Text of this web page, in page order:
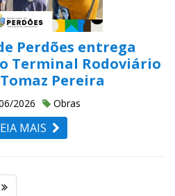
Perdões entrega
Terminal Rodoviário
Pereira
2026 Obras
MAIS